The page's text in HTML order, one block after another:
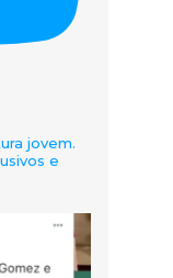
jovem.
e